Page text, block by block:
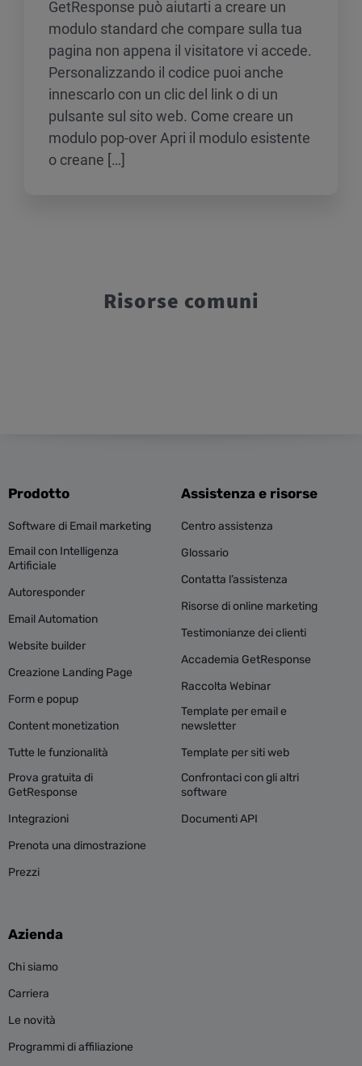
GetResponse può aiutarti a creare un
modulo standard che compare sulla tua
pagina non appena il visitatore vi accede.
Personalizzando il codice puoi anche
innescarlo con un clic del link o di un
pulsante sul sito web. Come creare un
modulo pop-over Apri il modulo esistente
o creane […]
Risorse comuni
Prodotto
Software di Email marketing
Email con Intelligenza
Artificiale
Autoresponder
Email Automation
Website builder
Creazione Landing Page
Form e popup
Content monetization
Tutte le funzionalità
Prova gratuita di
GetResponse
Integrazioni
Prenota una dimostrazione
Prezzi
Assistenza e risorse
Centro assistenza
Glossario
Contatta l’assistenza
Risorse di online marketing
Testimonianze dei clienti
Accademia GetResponse
Raccolta Webinar
Template per email e
newsletter
Template per siti web
Confrontaci con gli altri
software
Documenti API
Azienda
Chi siamo
Carriera
Le novità
Programmi di affiliazione